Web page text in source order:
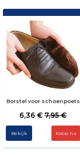
Borstel voor schoenpoets
6,36 €7,95 €
Bekijk